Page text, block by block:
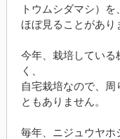
トウムシダマシ）を、
ほぼ見ることがあり
今年、栽培している
く、
自宅栽培なので、周
ともありません。
毎年、ニジュウヤホ